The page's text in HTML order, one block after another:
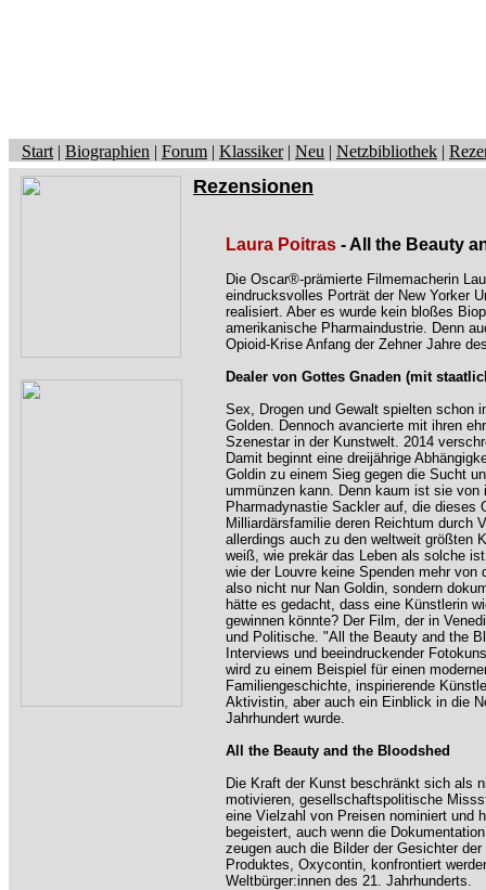
Start | Biographien | Forum | Klassiker| Neu | Netzbibliothek |
Rezensionen
Laura Poitras - All the Beauty
Die Oscar®-prämierte Filmemacherin
eindrucksvolles Porträt der New Yorker
realisiert. Aber es wurde kein bloßes
amerikanische Pharmaindustrie. Denn
Opioid-Krise Anfang der Zehner Jahre
Dealer von Gottes Gnaden (mit
Sex, Drogen und Gewalt spielten schon
Golden. Dennoch avancierte mit ihren
Szenestar in der Kunstwelt. 2014
Damit beginnt eine dreijährige
Goldin zu einem Sieg gegen die Sucht
ummünzen kann. Denn kaum ist sie
Pharmadynastie Sackler auf, die dieses
Milliardärsfamilie deren Reichtum durch
allerdings auch zu den weltweit größten
weiß, wie prekär das Leben als solche
wie der Louvre keine Spenden mehr
also nicht nur Nan Goldin, sondern
hätte es gedacht, dass eine Künstlerin
gewinnen könnte? Der Film, der in
und Politische. "All the Beauty and the
Interviews und beeindruckender
wird zu einem Beispiel für einen
Familiengeschichte, inspirierende
Aktivistin, aber auch ein Einblick in die
Jahrhundert wurde.
All the Beauty and the Bloodshed
Die Kraft der Kunst beschränkt sich als
motivieren, gesellschaftspolitische
eine Vielzahl von Preisen nominiert und
begeistert, auch wenn die
zeugen auch die Bilder der Gesichter
Produktes, Oxycontin, konfrontiert
Weltbürger:innen des 21. Jahrhunderts.